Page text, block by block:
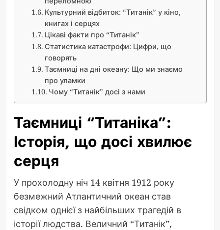
Культурний відбиток: “Титанік” у кіно,
книгах і серцях
Цікаві факти про “Титанік”
Статистика катастрофи: Цифри, що
говорять
Таємниці на дні океану: Що ми знаємо
про уламки
Чому “Титанік” досі з нами
Таємниці “Титаніка”:
Історія, що досі хвилює
серця
У прохолодну ніч 14 квітня 1912 року
безмежний Атлантичний океан став
свідком однієї з найбільших трагедій в
історії людства. Величний “Титанік”,